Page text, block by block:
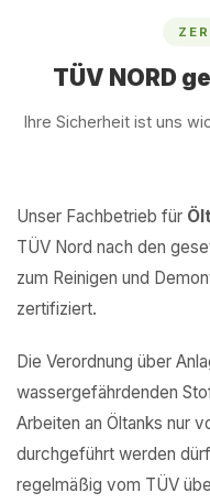
TÜV NORD
Ihre Sicherheit ist uns
Unser Fachbetrieb für
TÜV Nord nach den
zum Reinigen und
zertifiziert.
Die Verordnung über
wassergefährdenden
Arbeiten an Öltanks nur
durchgeführt werden
regelmäßig vom TÜV